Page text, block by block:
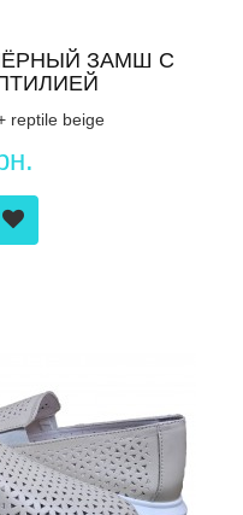
ЗАМШ С
reptile beige